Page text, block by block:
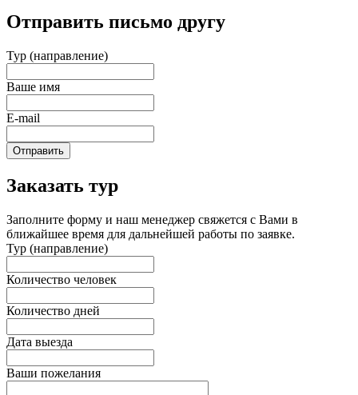
Отправить письмо другу
Тур (направление)
Ваше имя
E-mail
Отправить
Заказать тур
Заполните форму и наш менеджер свяжется с Вами в
ближайшее время для дальнейшей работы по заявке.
Тур (направление)
Количество человек
Количество дней
Дата выезда
Ваши пожелания